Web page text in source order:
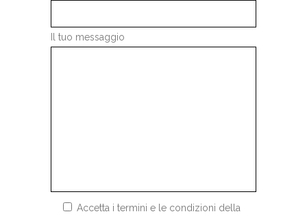
Il tuo messaggio
Accetta i termini e le condizioni della